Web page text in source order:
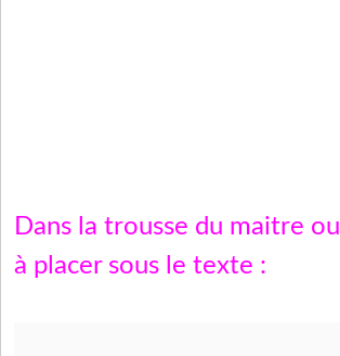
Dans la trousse du maitre
à placer sous le texte :